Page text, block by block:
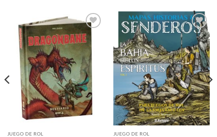
Añadir
a la
lista de
deseos
JUEGO DE ROL
Añadir
a la
lista de
deseos
JUEGO DE ROL